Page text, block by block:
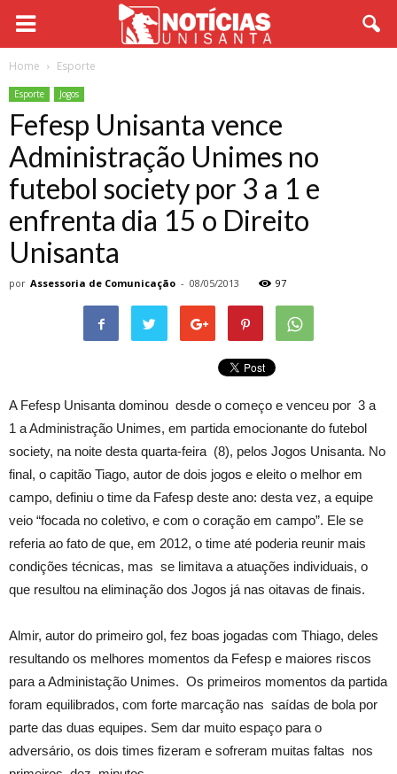
Home Esporte
Esporte Jogos
Fefesp Unisanta vence
Administração Unimes no
futebol society por 3 a 1 e
enfrenta dia 15 o Direito
Unisanta
por Assessoria de Comunicação - 08/05/2013 97
A Fefesp Unisanta dominou desde o começo e venceu por 3 a
1 a Administração Unimes, em partida emocionante do futebol
society, na noite desta quarta-feira (8), pelos Jogos Unisanta. No
final, o capitão Tiago, autor de dois jogos e eleito o melhor em
campo, definiu o time da Fafesp deste ano: desta vez, a equipe
veio “focada no coletivo, e com o coração em campo”. Ele se
referia ao fato de que, em 2012, o time até poderia reunir mais
condições técnicas, mas se limitava a atuações individuais, o
que resultou na eliminação dos Jogos já nas oitavas de finais.
Almir, autor do primeiro gol, fez boas jogadas com Thiago, deles
resultando os melhores momentos da Fefesp e maiores riscos
para a Administação Unimes. Os primeiros momentos da partida
foram equilibrados, com forte marcação nas saídas de bola por
parte das duas equipes. Sem dar muito espaço para o
adversário, os dois times fizeram e sofreram muitas faltas nos